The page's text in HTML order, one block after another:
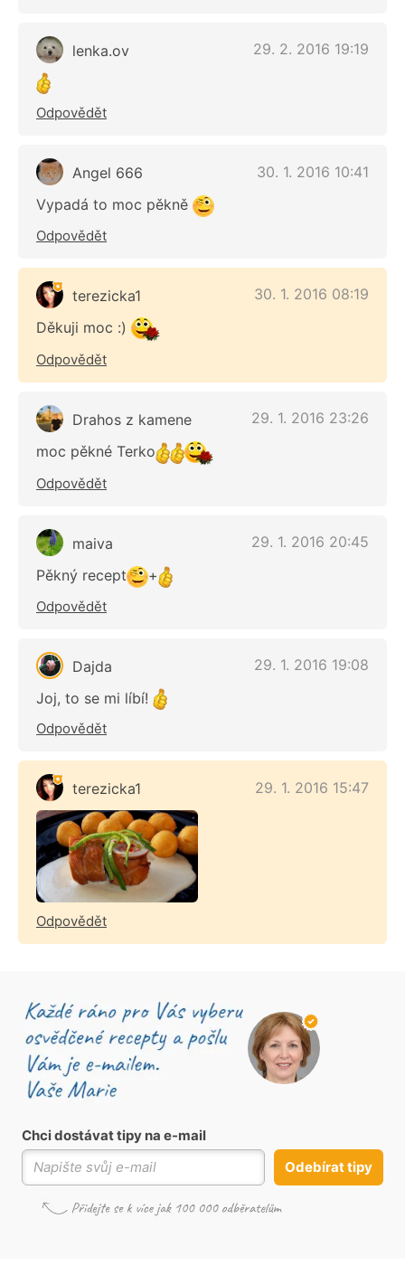
lenka.ov 29. 2. 2016 19:19
Odpovědět
Angel 666
30. 1. 2016 10:41
Vypadá to moc pěkně
Odpovědět
terezicka1
30. 1. 2016 08:19
Děkuji moc :)
Odpovědět
Drahos z kamene
29. 1. 2016 23:26
moc pěkné Terko
Odpovědět
maiva
29. 1. 2016 20:45
Pěkný recept
+
Odpovědět
Dajda
29. 1. 2016 19:08
Joj, to se mi líbí!
Odpovědět
terezicka1 29. 1. 2016 15:47
Odpovědět
Chci dostávat tipy na e-mail
Odebírat tipy